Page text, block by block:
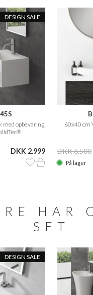
DESIGN SALE
med opbevaring,
DKK 2.999
60x40 cm
DKK 6.500
På lager
HAR
SET
DESIGN SALE